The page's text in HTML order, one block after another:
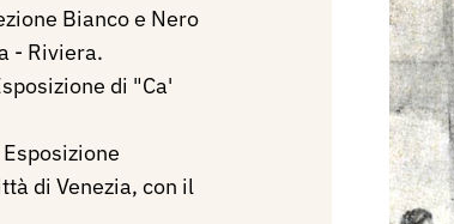
Bianco e Nero
- Riviera.
di "Ca'
di Venezia, con il